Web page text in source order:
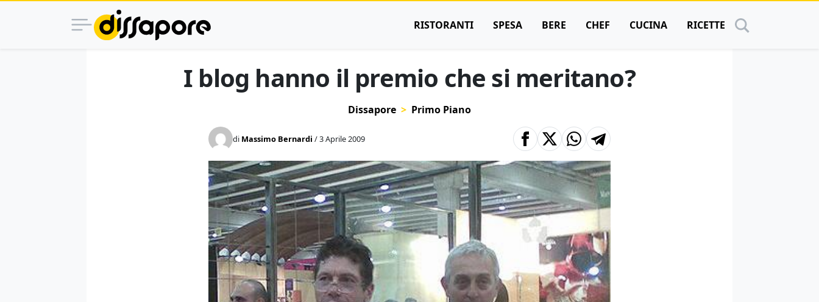
RISTORANTI SPESA BERE CHEF CUCINA RICETTE
I blog hanno il premio che si meritano?
Dissapore Primo Piano
di Massimo Bernardi / 3 Aprile 2009